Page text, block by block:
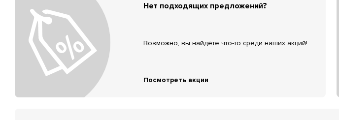
Нет подходящих предложений?
Возможно, вы найдёте что-то среди наших акций!
Посмотреть акции